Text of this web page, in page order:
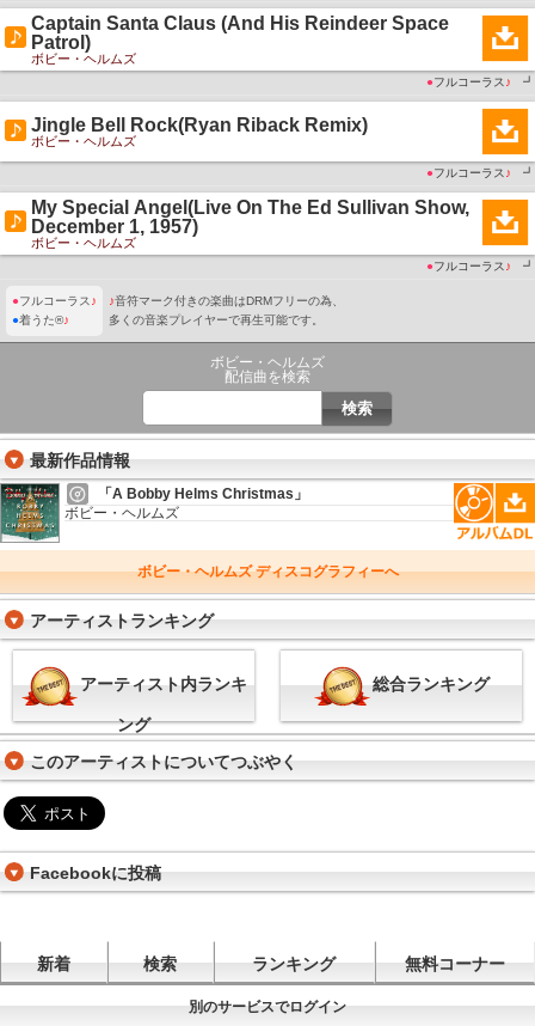
Captain Santa Claus (And His Reindeer Space
Patrol)
ボビー・ヘルムズ
●フルコーラス ♪ ┛
Jingle Bell Rock(Ryan Riback Remix)
ボビー・ヘルムズ
●フルコーラス ♪ ┛
My Special Angel(Live On The Ed Sullivan Show,
December 1, 1957)
ボビー・ヘルムズ
●フルコーラス ♪ ┛
●フルコーラス ♪
●着うた®♪
♪音符マーク付きの楽曲はDRMフリーの為、
多くの音楽プレイヤーで再生可能です。
ボビー・ヘルムズ
配信曲を検索
最新作品情報
「A Bobby Helms Christmas」
ボビー・ヘルムズ
ボビー・ヘルムズ ディスコグラフィーへ
アーティストランキング
アーティスト内ランキ
ング
総合ランキング
このアーティストについてつぶやく
Facebookに投稿
新着 検索 ランキング 無料コーナー
別のサービスでログイン